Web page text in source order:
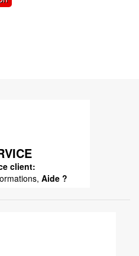
client:
Aide ?